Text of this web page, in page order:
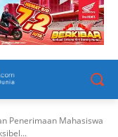
Penerimaan Mahasiswa